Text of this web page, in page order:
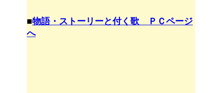
■物語・ストーリーと付く歌 ＰＣページ
へ